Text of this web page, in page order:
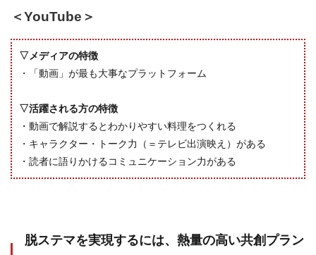
＜YouTube＞
▽メディアの特徴
・「動画」が最も大事なプラットフォーム
▽活躍される方の特徴
・動画で解説するとわかりやすい料理をつくれる
・キャラクター・トーク力（＝テレビ出演映え）がある
・読者に語りかけるコミュニケーション力がある
脱ステマを実現するには、熱量の高い共創プラン